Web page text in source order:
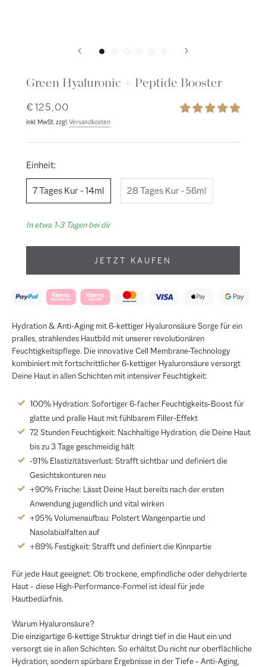
Green Hyaluronic + Peptide Booster
€125,00
inkl. MwSt. zzgl. Versandkosten
Einheit:
7 Tages Kur - 14ml 28 Tages Kur - 56ml
In etwa 1-3 Tagen bei dir
JETZT KAUFEN
Hydration & Anti-Aging mit 6-kettiger Hyaluronsäure Sorge für ein
pralles, strahlendes Hautbild mit unserer revolutionären
Feuchtigkeitspflege. Die innovative Cell Membrane-Technology
kombiniert mit fortschrittlicher 6-kettiger Hyaluronsäure versorgt
Deine Haut in allen Schichten mit intensiver Feuchtigkeit:
100% Hydration: Sofortiger 6-facher Feuchtigkeits-Boost für
glatte und pralle Haut mit fühlbarem Filler-Effekt
72 Stunden Feuchtigkeit: Nachhaltige Hydration, die Deine Haut
bis zu 3 Tage geschmeidig hält
-91% Elastizitätsverlust: Strafft sichtbar und definiert die
Gesichtskonturen neu
+90% Frische: Lässt Deine Haut bereits nach der ersten
Anwendung jugendlich und vital wirken
+95% Volumenaufbau: Polstert Wangenpartie und
Nasolabialfalten auf
+89% Festigkeit: Strafft und definiert die Kinnpartie
Für jede Haut geeignet: Ob trockene, empfindliche oder dehydrierte
Haut – diese High-Performance-Formel ist ideal für jede
Hautbedürfnis.
Warum Hyaluronsäure?
Die einzigartige 6-kettige Struktur dringt tief in die Haut ein und
versorgt sie in allen Schichten. So erhältst Du nicht nur oberflächliche
Hydration, sondern spürbare Ergebnisse in der Tiefe – Anti-Aging,